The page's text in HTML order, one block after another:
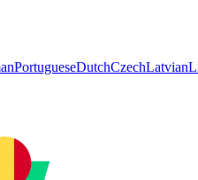
PortugueseDutchCzechLatvian